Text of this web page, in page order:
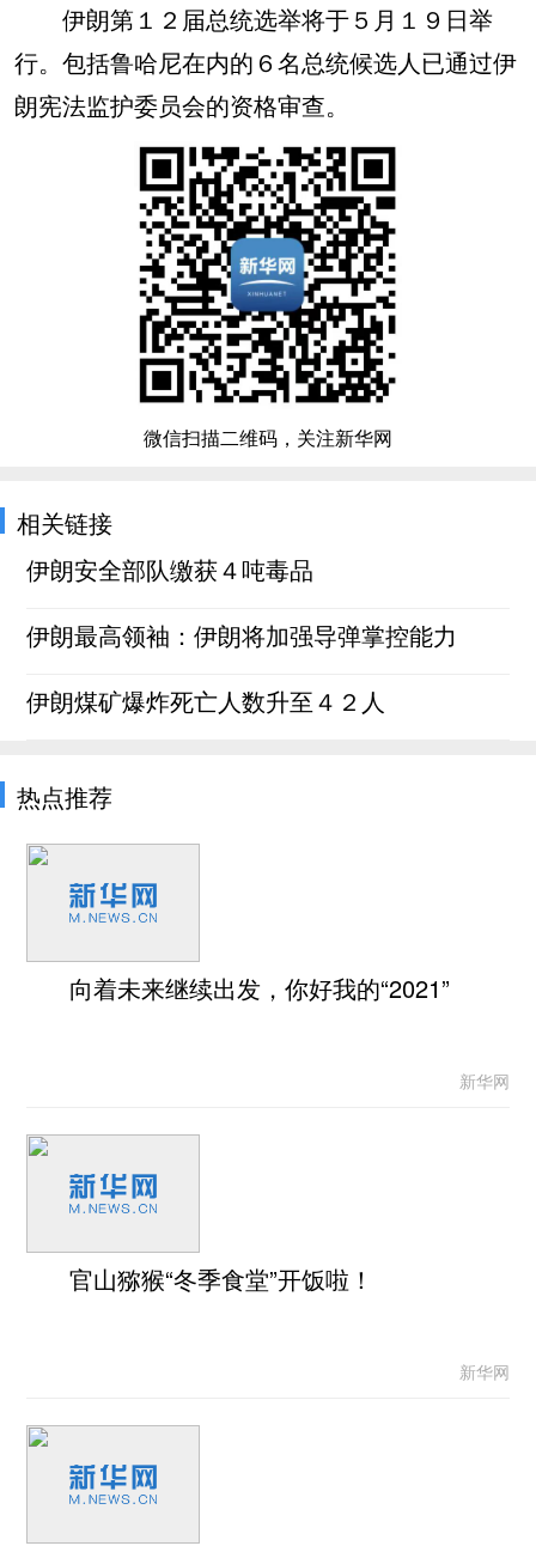
伊朗第１２届总统选举将于５月１９日举
行。包括鲁哈尼在内的６名总统候选人已通过伊
朗宪法监护委员会的资格审查。
微信扫描二维码，关注新华网
相关链接
伊朗安全部队缴获４吨毒品
伊朗最高领袖：伊朗将加强导弹掌控能力
伊朗煤矿爆炸死亡人数升至４２人
热点推荐
向着未来继续出发，你好我的“2021”
新华网
官山猕猴“冬季食堂”开饭啦！
新华网